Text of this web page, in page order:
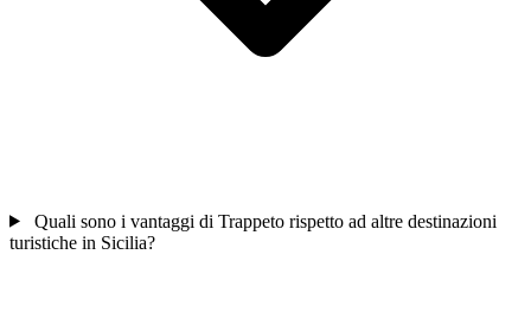
Quali sono i vantaggi di Trappeto rispetto ad altre destinazioni
turistiche in Sicilia?